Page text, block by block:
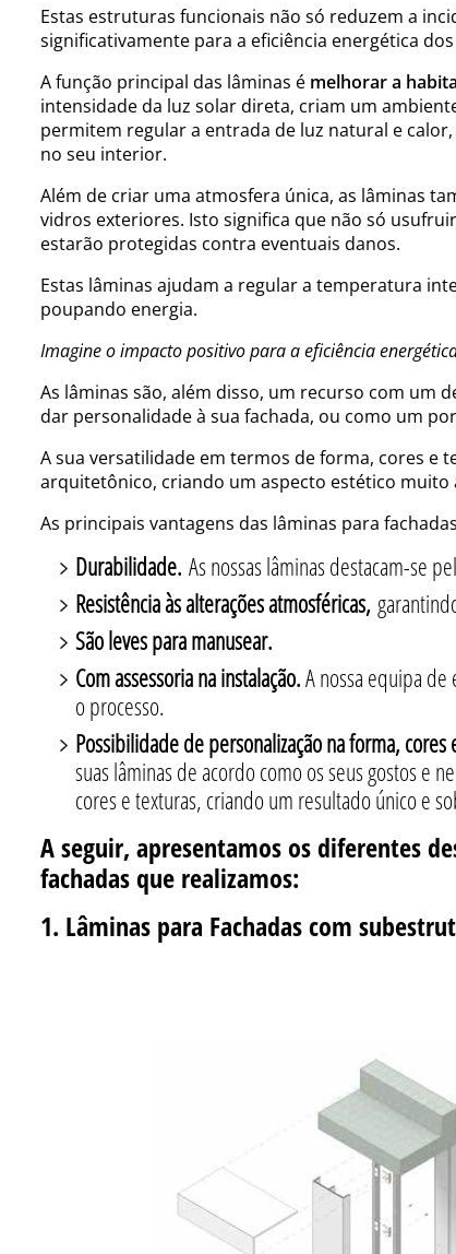
Estas estruturas funcionais não só reduzem a
significativamente para a eficiência energética
A função principal das lâminas é melhorar a
intensidade da luz solar direta, criam um
permitem regular a entrada de luz natural e
no seu interior.
Além de criar uma atmosfera única, as lâminas
vidros exteriores. Isto significa que não só
estarão protegidas contra eventuais danos.
Estas lâminas ajudam a regular a temperatura
poupando energia.
Imagine o impacto positivo para a eficiência
As lâminas são, além disso, um recurso com um
dar personalidade à sua fachada, ou como um
A sua versatilidade em termos de forma, cores e
arquitetônico, criando um aspecto estético muito
As principais vantagens das lâminas para
Durabilidade. As nossas lâminas destacam-se
Resistência às alterações atmosféricas,
São leves para manusear.
Com assessoria na instalação.A nossa equipa
o processo.
Possibilidade de personalização na forma, cores
suas lâminas de acordo como os seus gostos e
cores e texturas, criando um resultado único e
A seguir, apresentamos os diferentes
fachadas que realizamos:
1. Lâminas para Fachadas com